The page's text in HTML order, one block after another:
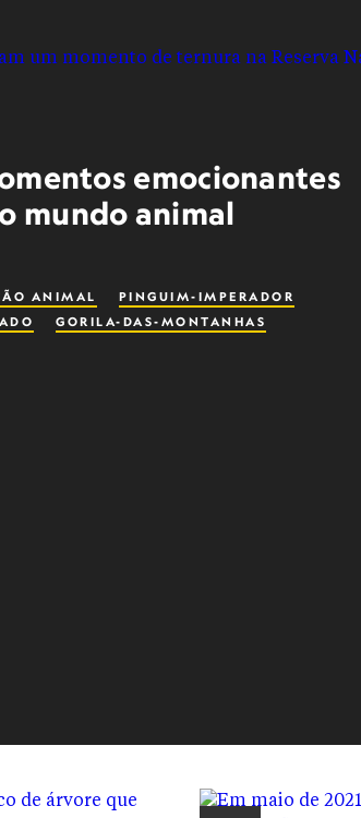
emocionantes
mundo animal
ANIMAL
PINGUIM-IMPERADOR
GORILA-DAS-MONTANHAS